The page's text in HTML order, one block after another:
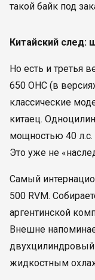
такой байк под
Китайский след:
Но есть и третья
650 OHC (в
классические
китаец.
мощностью 40 л.с.
Это уже не
Самый
500 RVM.
аргентинской
Внешне
жидкостным